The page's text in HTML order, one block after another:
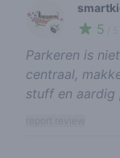
🍃 5
Parkeren is
centraal,
stuff en aardig